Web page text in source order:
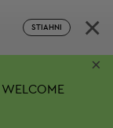
STIAHNI ×
WELCOME
×